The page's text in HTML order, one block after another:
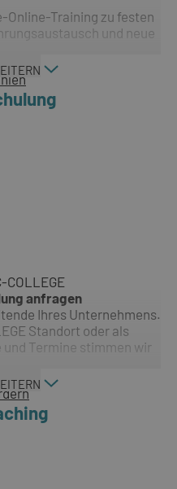
Online-Training zu festen
und neue
COLLEGE
anfragen
Ihres Unternehmens.
Standort oder als
Termine stimmen wir